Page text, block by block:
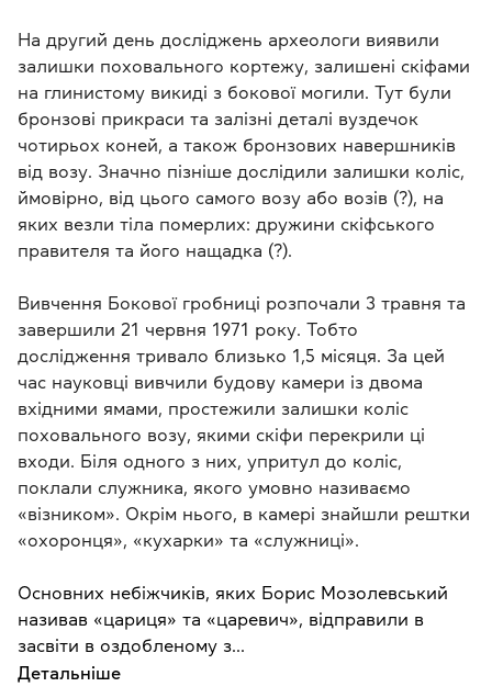
На другий день досліджень археологи виявили
залишки поховального кортежу, залишені скіфами
на глинистому викиді з бокової могили. Тут були
бронзові прикраси та залізні деталі вуздечок
чотирьох коней, а також бронзових навершників
від возу. Значно пізніше дослідили залишки коліс,
ймовірно, від цього самого возу або возів (?), на
яких везли тіла померлих: дружини скіфського
правителя та його нащадка (?).
Вивчення Бокової гробниці розпочали 3 травня та
завершили 21 червня 1971 року. Тобто
дослідження тривало близько 1,5 місяця. За цей
час науковці вивчили будову камери із двома
вхідними ямами, простежили залишки коліс
поховального возу, якими скіфи перекрили ці
входи. Біля одного з них, упритул до коліс,
поклали служника, якого умовно називаємо
«візником». Окрім нього, в камері знайшли рештки
«охоронця», «кухарки» та «служниці».
Основних небіжчиків, яких Борис Мозолевський
називав «цариця» та «царевич», відправили в
засвіти в оздобленому з...
Детальніше